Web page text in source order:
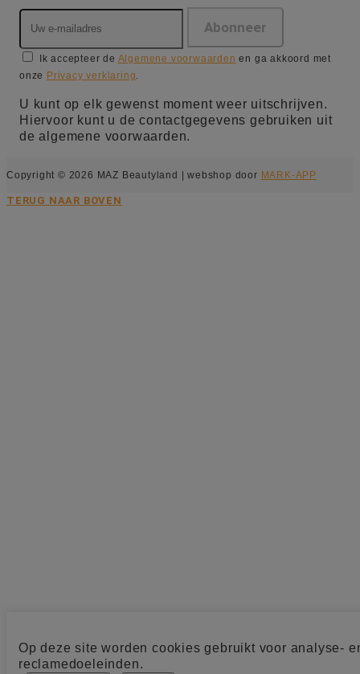
Op deze site worden cookies gebruikt voor analyse-
reclamedoeleinden.
Ik accepteer de Algemene voorwaarden en ga akkoord met
onze Privacy verklaring.
U kunt op elk gewenst moment weer uitschrijven.
Hiervoor kunt u de contactgegevens gebruiken uit
de algemene voorwaarden.
Copyright © 2026 MAZ Beautyland | webshop door MARK-APP
TERUG NAAR BOVEN